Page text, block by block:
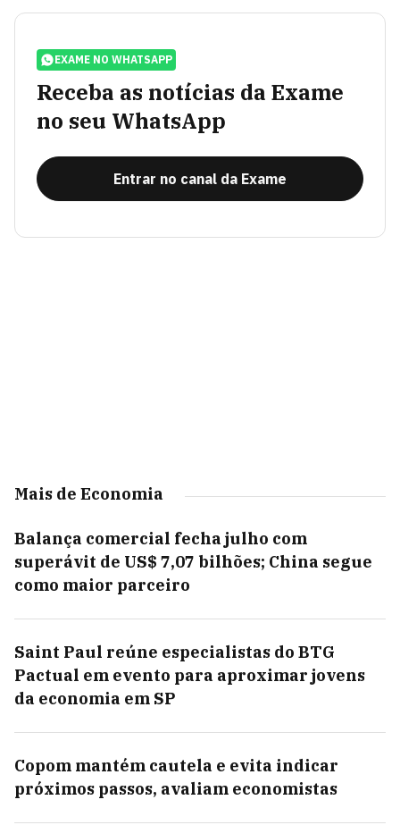
EXAME NO WHATSAPP
Receba as notícias da Exame
no seu WhatsApp
Entrar no canal da Exame
Mais de Economia
Balança comercial fecha julho com
superávit de US$ 7,07 bilhões; China segue
como maior parceiro
Saint Paul reúne especialistas do BTG
Pactual em evento para aproximar jovens
da economia em SP
Copom mantém cautela e evita indicar
próximos passos, avaliam economistas